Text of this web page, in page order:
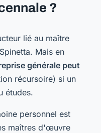
?
lié au maître
Mais en
générale peut
récursoire) si un
études.
personnel est
maîtres d'œuvre